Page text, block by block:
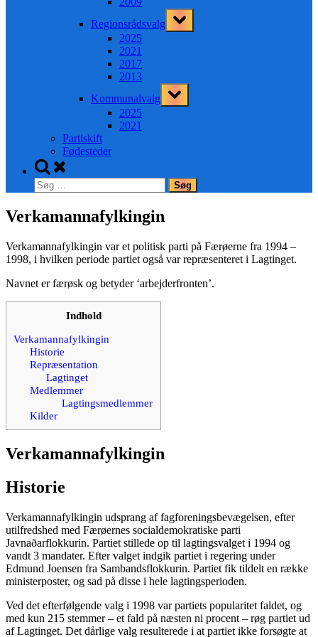
Regionsrådsvalg
Toggle
sub-
2025
2021
2017
2013
Kommunalvalg
Toggle
sub-
2025
2021
Partiskift
Fødesteder
Toggle
search
form
Søg
efter:
Verkamannafylkingin
Verkamannafylkingin var et politisk parti på Færøerne fra 1994 –
1998, i hvilken periode partiet også var repræsenteret i Lagtinget.
Navnet er færøsk og betyder ‘arbejderfronten’.
Indhold
Verkamannafylkingin
Historie
Repræsentation
Lagtinget
Medlemmer
Lagtingsmedlemmer
Kilder
Verkamannafylkingin
Historie
Verkamannafylkingin udsprang af fagforeningsbevægelsen, efter
utilfredshed med Færøernes socialdemokratiske parti
Javnaðarflokkurin. Partiet stillede op til lagtingsvalget i 1994 og
vandt 3 mandater. Efter valget indgik partiet i regering under
Edmund Joensen fra Sambandsflokkurin. Partiet fik tildelt en række
ministerposter, og sad på disse i hele lagtingsperioden.
Ved det efterfølgende valg i 1998 var partiets popularitet faldet, og
med kun 215 stemmer – et fald på næsten ni procent – røg partiet ud
af Lagtinget. Det dårlige valg resulterede i at partiet ikke forsøgte at